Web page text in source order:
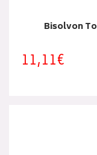
Bisolvon
11,11€